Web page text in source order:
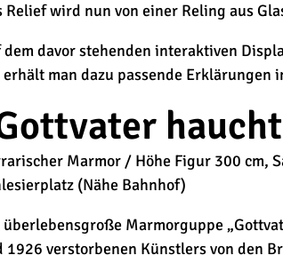
Relief wird nun von einer Reling aus
dem davor stehenden interaktiven
erhält man dazu passende Erklärungen
Marmor / Höhe Figur 300 cm,
(Nähe Bahnhof)
überlebensgroße Marmorguppe
1926 verstorbenen Künstlers von den